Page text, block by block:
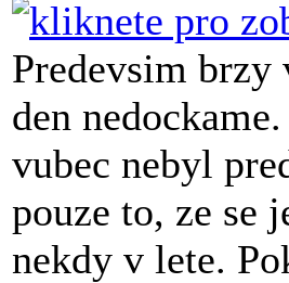
Predevsim
den
vubec nebyl
pouze to, ze se
nekdy v lete.